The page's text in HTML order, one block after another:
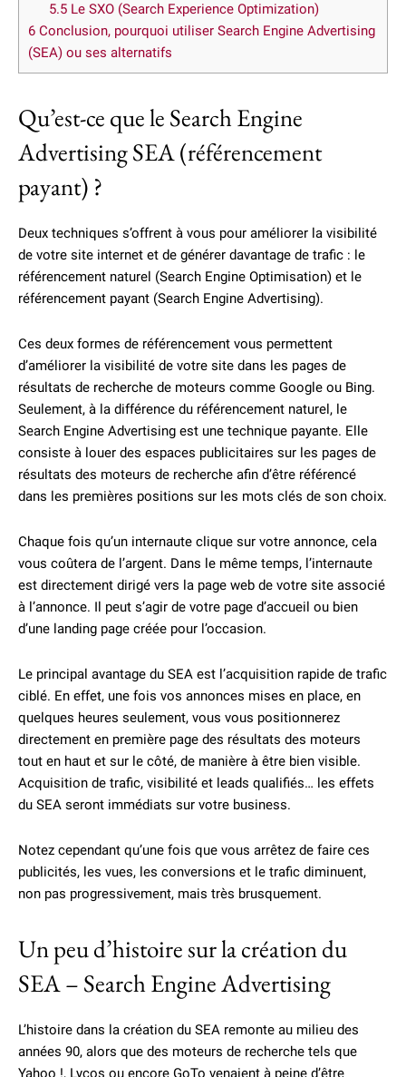
5.5Le SXO (Search Experience Optimization)
6 Conclusion, pourquoi utiliser Search Engine Advertising
(SEA) ou ses alternatifs
Qu’est-ce que le Search Engine
Advertising SEA (référencement
payant) ?
Deux techniques s’offrent à vous pour améliorer la visibilité
de votre site internet et de générer davantage de trafic : le
référencement naturel (Search Engine Optimisation) et le
référencement payant (Search Engine Advertising).
Ces deux formes de référencement vous permettent
d’améliorer la visibilité de votre site dans les pages de
résultats de recherche de moteurs comme Google ou Bing.
Seulement, à la différence du référencement naturel, le
Search Engine Advertising est une technique payante. Elle
consiste à louer des espaces publicitaires sur les pages de
résultats des moteurs de recherche afin d’être référencé
dans les premières positions sur les mots clés de son choix.
Chaque fois qu’un internaute clique sur votre annonce, cela
vous coûtera de l’argent. Dans le même temps, l’internaute
est directement dirigé vers la page web de votre site associé
à l’annonce. Il peut s’agir de votre page d’accueil ou bien
d’une landing page créée pour l’occasion.
Le principal avantage du SEA est l’acquisition rapide de trafic
ciblé. En effet, une fois vos annonces mises en place, en
quelques heures seulement, vous vous positionnerez
directement en première page des résultats des moteurs
tout en haut et sur le côté, de manière à être bien visible.
Acquisition de trafic, visibilité et leads qualifiés… les effets
du SEA seront immédiats sur votre business.
Notez cependant qu’une fois que vous arrêtez de faire ces
publicités, les vues, les conversions et le trafic diminuent,
non pas progressivement, mais très brusquement.
Un peu d’histoire sur la création du
SEA – Search Engine Advertising
L’histoire dans la création du SEA remonte au milieu des
années 90, alors que des moteurs de recherche tels que
Yahoo !, Lycos ou encore GoTo venaient à peine d’être